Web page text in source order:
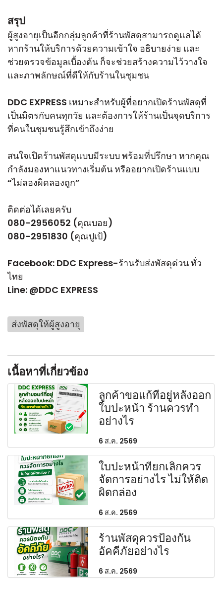
สรุป
ผู้สูงอายุเป็นอีกกลุ่มลูกค้าที่ร้านพัสดุสามารถดูแลได้
หากร้านให้บริการด้วยความเข้าใจ อธิบายง่าย และ
ช่วยตรวจข้อมูลเบื้องต้น ก็จะช่วยสร้างความไว้วางใจ
และภาพลักษณ์ที่ดีให้กับร้านในชุมชน
DDC EXPRESS เหมาะสำหรับผู้ที่อยากเปิดร้านพัสดุที่
เป็นมิตรกับคนทุกวัย และต้องการให้ร้านเป็นจุดบริการ
ที่คนในชุมชนรู้สึกเข้าถึงง่าย
สนใจเปิดร้านพัสดุแบบมีระบบ พร้อมที่ปรึกษา หากคุณ
กำลังมองหาแนวทางเริ่มต้น หรืออยากเปิดร้านแบบ
“ไม่ลองผิดลองถูก”
ติดต่อได้เลยครับ
080-2956052 (คุณบอย)
080-2951830 (คุณปูเป้)
Facebook: DDC Express-ร้านรับส่งพัสดุด่วน ทั่ว
ไทย
Line: @DDC EXPRESS
ส่งพัสดุให้ผู้สูงอายุ
เนื้อหาที่เกี่ยวข้อง
ลูกค้าขอแก้ที่อยู่หลังออก
ใบปะหน้า ร้านควรทำ
อย่างไร
6 ส.ค. 2569
ใบปะหน้าที่ยกเลิกควร
จัดการอย่างไร ไม่ให้ติด
ผิดกล่อง
6 ส.ค. 2569
ร้านพัสดุควรป้องกัน
อัคคีภัยอย่างไร
6 ส.ค. 2569